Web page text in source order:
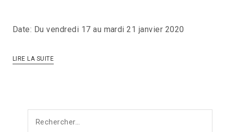
Date: Du vendredi 17 au mardi 21 janvier 2020
LIRE LA SUITE